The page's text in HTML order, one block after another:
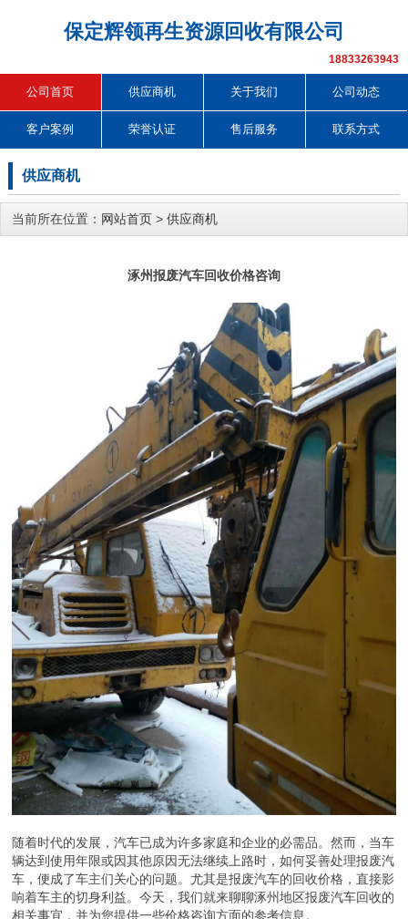
保定辉领再生资源回收有限公司
18833263943
公司首页 供应商机 关于我们 公司动态
客户案例 荣誉认证 售后服务 联系方式
供应商机
当前所在位置： 网站首页 > 供应商机
涿州报废汽车回收价格咨询
随着时代的发展，汽车已成为许多家庭和企业的必需品。然而，当车
辆达到使用年限或因其他原因无法继续上路时，如何妥善处理报废汽
车，便成了车主们关心的问题。尤其是报废汽车的回收价格，直接影
响着车主的切身利益。今天，我们就来聊聊涿州地区报废汽车回收的
相关事宜，并为您提供一些价格咨询方面的参考信息。